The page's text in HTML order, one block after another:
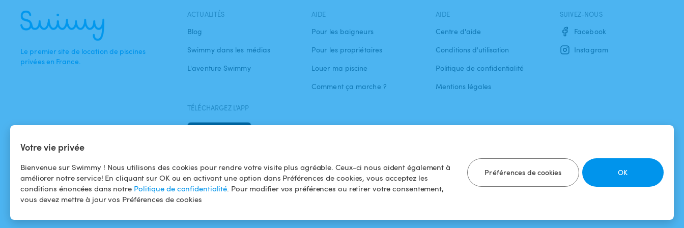
Votre vie privée
Bienvenue sur Swimmy ! Nous utilisons des cookies pour rendre votre visite plus agréable. Ceux-ci nous aident également à
améliorer notre service! En cliquant sur OK ou en activant une option dans Préférences de cookies, vous acceptez les
conditions énoncées dans notre Politique de confidentialité. Pour modifier vos préférences ou retirer votre consentement,
vous devez mettre à jour vos Préférences de cookies
Préférences de cookies OK
Le premier site de location de piscines
privées en France.
ACTUALITÉS
Blog
Swimmy dans les médias
L'aventure Swimmy
AIDE
Pour les baigneurs
Pour les propriétaires
Louer ma piscine
Comment ça marche ?
AIDE
Centre d'aide
Conditions d'utilisation
Politique de confidentialité
Mentions légales
SUIVEZ-NOUS
Facebook
Instagram
TÉLÉCHARGEZ L'APP